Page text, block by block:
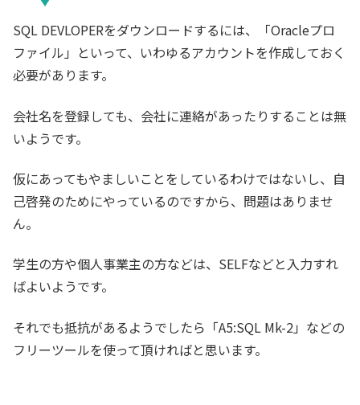
SQL DEVLOPERをダウンロードするには、「Oracleプロ
ファイル」といって、いわゆるアカウントを作成しておく
必要があります。
会社名を登録しても、会社に連絡があったりすることは無
いようです。
仮にあってもやましいことをしているわけではないし、自
己啓発のためにやっているのですから、問題はありませ
ん。
学生の方や個人事業主の方などは、SELFなどと入力すれ
ばよいようです。
それでも抵抗があるようでしたら「A5:SQL Mk-2」などの
フリーツールを使って頂ければと思います。